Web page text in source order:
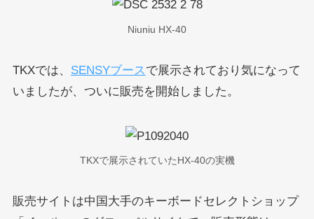
Niuniu HX-40
TKXでは、 SENSYブース で展示されており気になって
いましたが、ついに販売を開始しました。
TKXで展示されていたHX-40の実機
販売サイトは中国大手のキーボードセレクトショップ